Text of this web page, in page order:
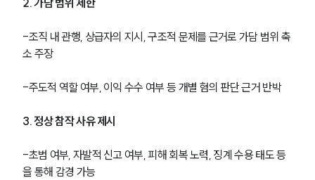
2. 가담 범위 제한
-조직 내 관행, 상급자의 지시, 구조적 문제를 근거로 가담 범위 축
소 주장
-주도적 역할 여부, 이익 수수 여부 등 개별 혐의 판단 근거 반박
3. 정상 참작 사유 제시
-초범 여부, 자발적 신고 여부, 피해 회복 노력, 징계 수용 태도 등
을 통해 감경 가능